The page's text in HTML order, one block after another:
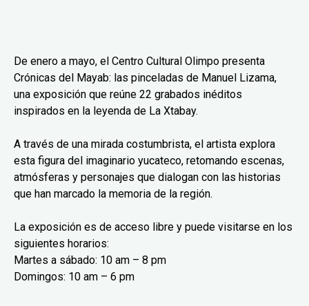
De enero a mayo, el Centro Cultural Olimpo presenta
Crónicas del Mayab: las pinceladas de Manuel Lizama,
una exposición que reúne 22 grabados inéditos
inspirados en la leyenda de La Xtabay.
A través de una mirada costumbrista, el artista explora
esta figura del imaginario yucateco, retomando escenas,
atmósferas y personajes que dialogan con las historias
que han marcado la memoria de la región.
La exposición es de acceso libre y puede visitarse en los
siguientes horarios:
Martes a sábado: 10 am – 8 pm
Domingos: 10 am – 6 pm